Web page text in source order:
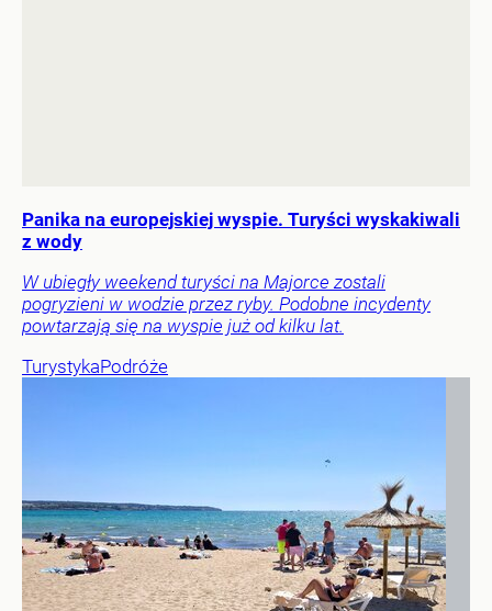
Panika na europejskiej wyspie. Turyści wyskakiwali
z wody
W ubiegły weekend turyści na Majorce zostali
pogryzieni w wodzie przez ryby. Podobne incydenty
powtarzają się na wyspie już od kilku lat.
TurystykaPodróże